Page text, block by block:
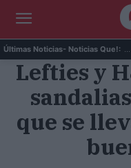
Últimas Noticias- Noticias Que!:
misteriosos que aún nos si...
Lefties y
que se